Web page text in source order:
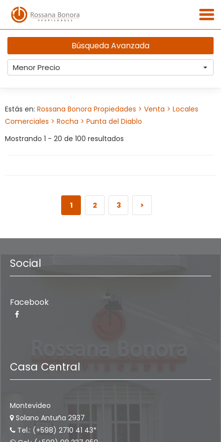
Búsqueda Avanzada
Menor Precio
Estás en: Rossana Bonora Propiedades > Venta > Locales
Comerciales > Rocha > Punta del Diablo
Mostrando 1 - 20 de 100 resultados
1 2 3 >
Social
Facebook
Casa Central
Montevideo
Solano Antuña 2937
Tel.: (+598) 2710 41 43*